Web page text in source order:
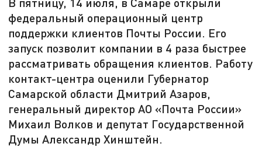
федеральный операционный центр
поддержки клиентов Почты России. Его
запуск позволит компании в 4 раза быстрее
рассматривать обращения клиентов. Работу
контакт-центра оценили Губернатор
Самарской области Дмитрий Азаров,
генеральный директор АО «Почта России»
Михаил Волков и депутат Государственной
Думы Александр Хинштейн.